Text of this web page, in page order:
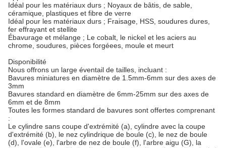
Idéal pour les matériaux durs ; Noyaux de bâtis, de sable,
céramique, plastiques et fibre de verre
Idéal pour les matériaux durs ; Fraisage, HSS, soudures dures,
fer effrayant et stellite
Ébavurage et mélange ; Le cobalt, le nickel et les aciers au
chrome, soudures, pièces forgéees, moule et meurt
Disponibilité
Nous offrons un large éventail de tailles, incluant :
Bavures miniatures en diamètre de 1.5mm-6mm sur des axes de
3mm
Bavures standard en diamètre de 6mm-25mm sur des axes de
6mm et de 8mm
Toutes les formes standard de bavures sont offertes comprenant
:
Le cylindre sans coupe d'extrémité (a), cylindre avec la coupe
d'extrémité (b), le nez cylindrique de boule (c), le nez de boule
(d), l'ovale (e), l'arbre de nez de boule (f), l'arbre aigu (G), la